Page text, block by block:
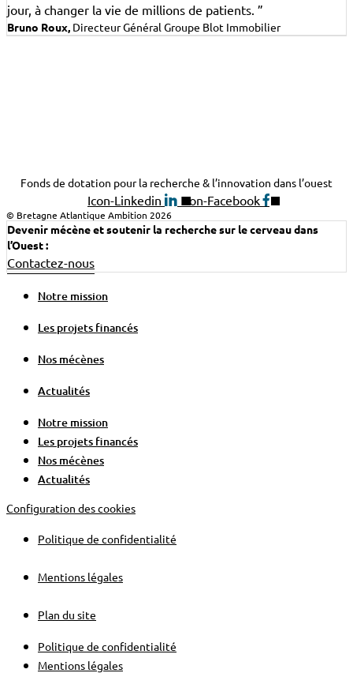
jour, à changer la vie de millions de patients. ”
Bruno Roux, Directeur Général Groupe Blot Immobilier
Fonds de dotation pour la recherche & l’innovation dans l’ouest
Icon-Linkedin Icon-Facebook
© Bretagne Atlantique Ambition 2026
Devenir mécène et soutenir la recherche sur le cerveau dans
l’Ouest :
Contactez-nous
Notre mission
Les projets financés
Nos mécènes
Actualités
Notre mission
Les projets financés
Nos mécènes
Actualités
Configuration des cookies
Politique de confidentialité
Mentions légales
Plan du site
Politique de confidentialité
Mentions légales